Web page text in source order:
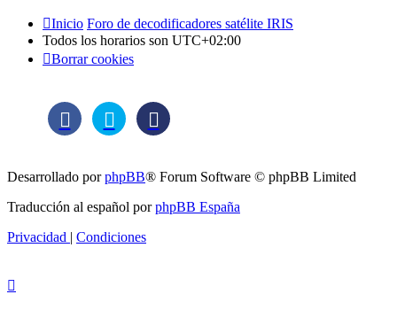
Inicio Foro de decodificadores satélite IRIS
Todos los horarios son UTC+02:00
Borrar cookies
Desarrollado porphpBB® Forum Software © phpBB Limited
Traducción al español porphpBB España
Privacidad | Condiciones